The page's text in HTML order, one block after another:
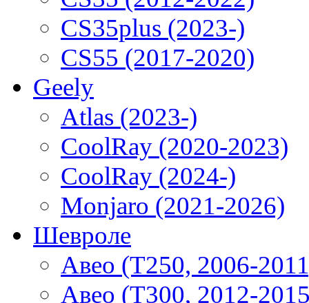
CS35plus (2023-)
CS55 (2017-2020)
Geely
Atlas (2023-)
CoolRay (2020-2023)
CoolRay (2024-)
Monjaro (2021-2026)
Шевроле
Авео (T250, 2006-
Авео (T300, 2012-